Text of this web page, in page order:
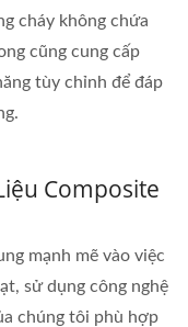
cháy không chứa
cũng cung cấp
tùy chỉnh để đáp
Composite
mạnh mẽ vào việc
sử dụng công nghệ
chúng tôi phù hợp